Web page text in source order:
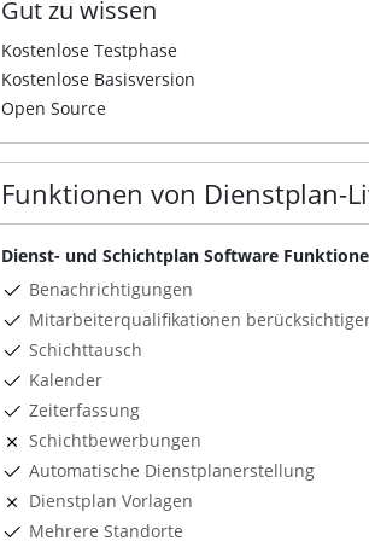
Gut zu wissen
Kostenlose Testphase
Kostenlose Basisversion
Open Source
Funktionen von Dienstplan-
Dienst- und Schichtplan Software
Benachrichtigungen
Mitarbeiterqualifikationen
Schichttausch
Kalender
Zeiterfassung
Schichtbewerbungen
Automatische Dienstplanerstellung
Dienstplan Vorlagen
Mehrere Standorte